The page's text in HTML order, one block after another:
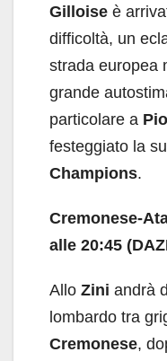
Gilloise è
difficoltà, un
strada europea
grande
particolare a
festeggiato la
Champions.
Cremonese-
alle 20:45
Allo Zini andrà
lombardo tra
Cremonese,